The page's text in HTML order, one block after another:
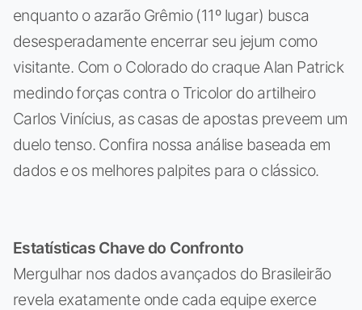
enquanto o azarão Grêmio (11º lugar) busca
desesperadamente encerrar seu jejum como
visitante. Com o Colorado do craque Alan Patrick
medindo forças contra o Tricolor do artilheiro
Carlos Vinícius, as casas de apostas preveem um
duelo tenso. Confira nossa análise baseada em
dados e os melhores palpites para o clássico.
Estatísticas Chave do Confronto
Mergulhar nos dados avançados do Brasileirão
revela exatamente onde cada equipe exerce